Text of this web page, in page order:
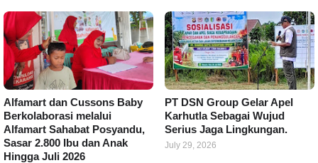
Alfamart dan Cussons Baby
Berkolaborasi melalui
Alfamart Sahabat Posyandu,
Sasar 2.800 Ibu dan Anak
Hingga Juli 2026
PT DSN Group Gelar Apel
Karhutla Sebagai Wujud
Serius Jaga Lingkungan.
July 29, 2026